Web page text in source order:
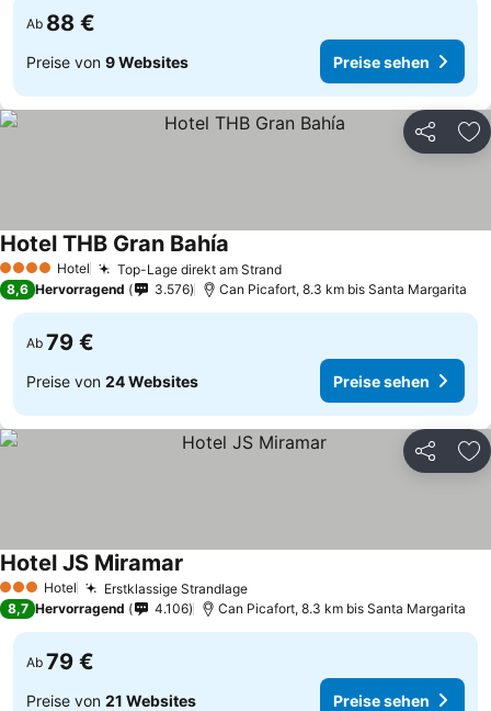
Ab 88 €
Preise von 9 Websites Preise sehen
Teilen
4 Sterne Hotel Top-Lage direkt am Strand
Hotel THB Gran Bahía
8,6 Hervorragend 3.576 Can Picafort, 8.3 km bis Santa Margarita
Ab 79 €
Preise von 24 Websites Preise sehen
Teilen
3 SterneHotel Erstklassige Strandlage
Hotel JS Miramar
8,7 Hervorragend 4.106 Can Picafort, 8.3 km bis Santa Margarita
Ab 79 €
Preise von 21 Websites Preise sehen